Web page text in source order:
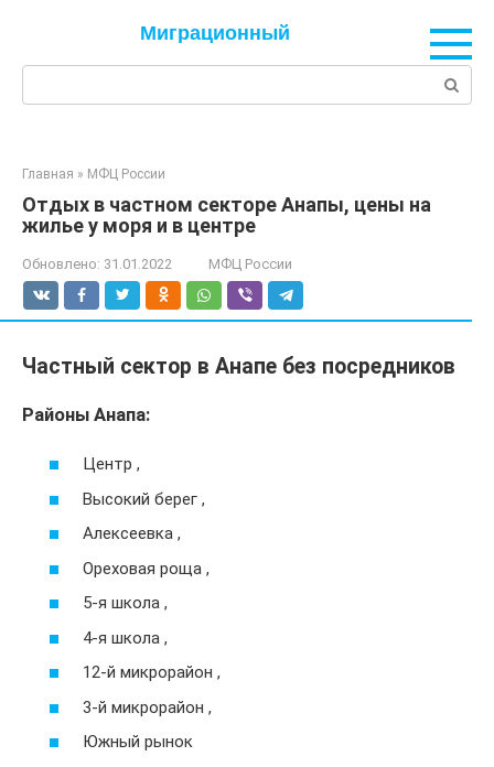
Миграционный
Главная » МФЦ России
Отдых в частном секторе Анапы, цены на
жилье у моря и в центре
Обновлено: 31.01.2022 МФЦ России
Частный сектор в Анапе без посредников
Районы Анапа:
Центр ,
Высокий берег ,
Алексеевка ,
Ореховая роща ,
5-я школа ,
4-я школа ,
12-й микрорайон ,
3-й микрорайон ,
Южный рынок